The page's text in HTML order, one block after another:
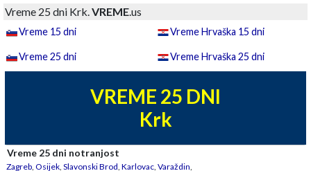
Vreme 25 dni Krk.VREME.us
Vreme 15 dni Vreme Hrvaška 15 dni
Vreme 25 dni Vreme Hrvaška 25 dni
VREME 25 DNI
Krk
Vreme 25 dni notranjost
Zagreb, Osijek, Slavonski Brod, Karlovac, Varaždin,